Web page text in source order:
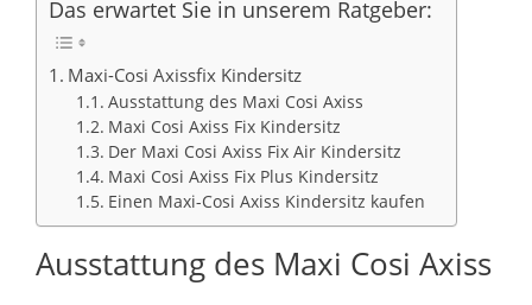
Das erwartet Sie in unserem Ratgeber:
Maxi-Cosi Axissfix Kindersitz
Ausstattung des Maxi Cosi Axiss
Maxi Cosi Axiss Fix Kindersitz
Der Maxi Cosi Axiss Fix Air Kindersitz
Maxi Cosi Axiss Fix Plus Kindersitz
Einen Maxi-Cosi Axiss Kindersitz kaufen
Ausstattung des Maxi Cosi Axiss